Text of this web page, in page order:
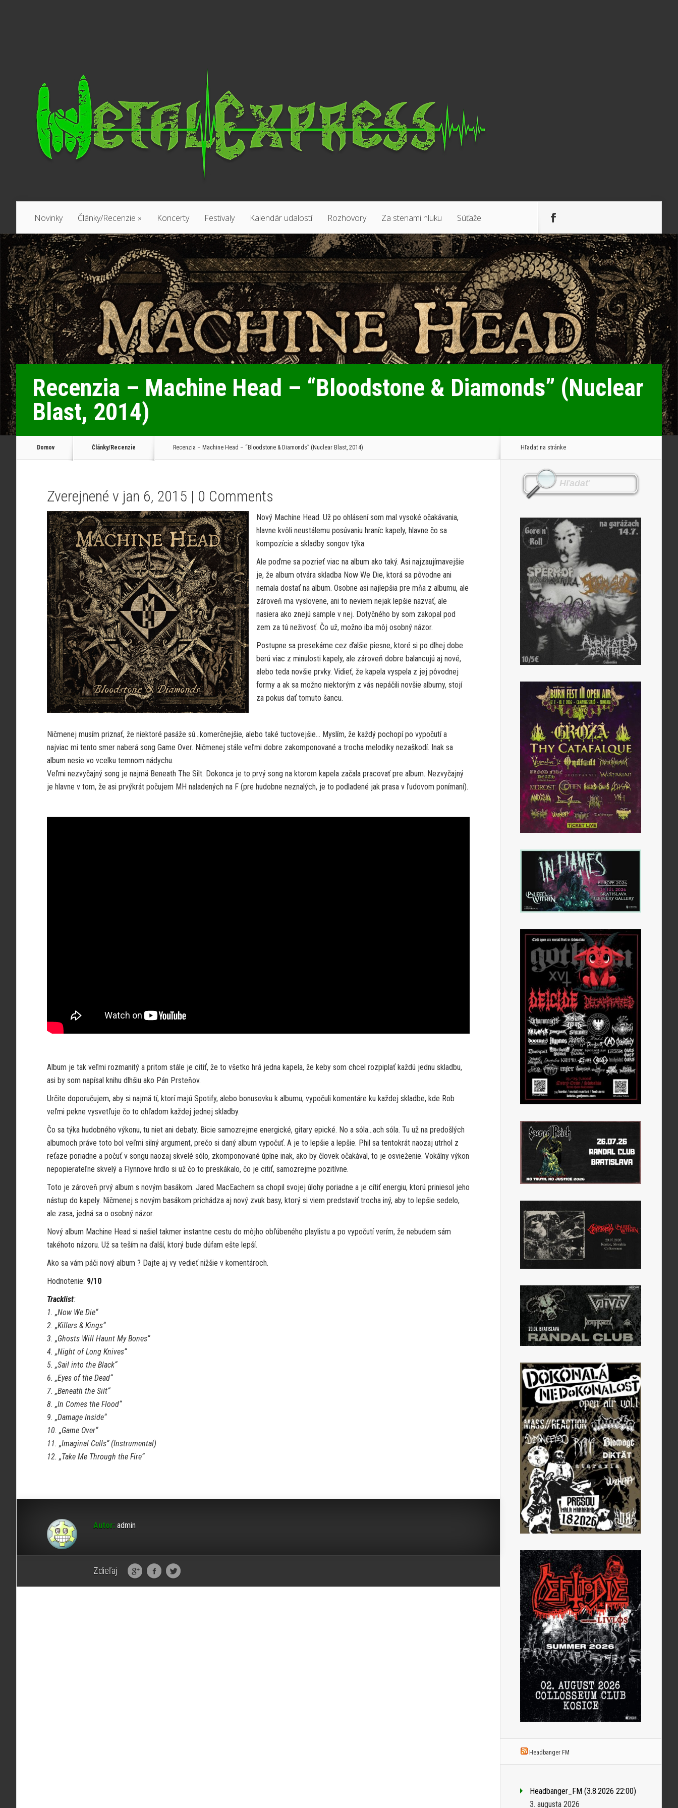
Novinky Články/Recenzie » Koncerty Festivaly Kalendár udalostí Rozhovory Za stenami hluku Súťaže
Recenzia – Machine Head – “Bloodstone & Diamonds” (Nuclear
Blast, 2014)
Domov Články/Recenzie Recenzia – Machine Head – “Bloodstone & Diamonds” (Nuclear Blast, 2014)
Zverejnené v jan 6, 2015 | 0 Comments
Nový Machine Head. Už po ohlásení som mal vysoké očakávania,
hlavne kvôli neustálemu posúvaniu hraníc kapely, hlavne čo sa
kompozície a skladby songov týka.
Ale poďme sa pozrieť viac na album ako taký. Asi najzaujímavejšie
je, že album otvára skladba Now We Die, ktorá sa pôvodne ani
nemala dostať na album. Osobne asi najlepšia pre mňa z albumu, ale
zároveň ma vyslovene, ani to neviem nejak lepšie nazvať, ale
nasiera ako znejú sample v nej. Dotyčného by som zakopal pod
zem za tú neživosť. Čo už, možno iba môj osobný názor.
Postupne sa presekáme cez ďalšie piesne, ktoré si po dlhej dobe
berú viac z minulosti kapely, ale zároveň dobre balancujú aj nové,
alebo teda novšie prvky. Vidieť, že kapela vyspela z jej pôvodnej
formy a ak sa možno niektorým z vás nepáčili novšie albumy, stojí
za pokus dať tomuto šancu.
Ničmenej musím priznať, že niektoré pasáže sú…komerčnejšie, alebo také tuctovejšie… Myslím, že každý pochopí po vypočutí a
najviac mi tento smer naberá song Game Over. Ničmenej stále veľmi dobre zakomponované a trocha melodiky nezaškodí. Inak sa
album nesie vo vcelku temnom nádychu.
Veľmi nezvyčajný song je najmä Beneath The Silt. Dokonca je to prvý song na ktorom kapela začala pracovať pre album. Nezvyčajný
je hlavne v tom, že asi prvýkrát počujem MH naladených na F (pre hudobne neznalých, je to podladené jak prasa v ľudovom ponímaní).
Album je tak veľmi rozmanitý a pritom stále je citiť, že to všetko hrá jedna kapela, že keby som chcel rozpiplať každú jednu skladbu,
asi by som napísal knihu dlhšiu ako Pán Prsteňov.
Určite doporučujem, aby si najmä tí, ktorí majú Spotify, alebo bonusovku k albumu, vypočuli komentáre ku každej skladbe, kde Rob
veľmi pekne vysvetľuje čo to ohľadom každej jednej skladby.
Čo sa týka hudobného výkonu, tu niet ani debaty. Bicie samozrejme energické, gitary epické. No a sóla…ach sóla. Tu už na predošlých
albumoch práve toto bol veľmi silný argument, prečo si daný album vypočuť. A je to lepšie a lepšie. Phil sa tentokrát naozaj utrhol z
reťaze poriadne a počuť v songu naozaj skvelé sólo, zkomponované úplne inak, ako by človek očakával, to je osvieženie. Vokálny výkon
nepopierateľne skvelý a Flynnove hrdlo si už čo to preskákalo, čo je citiť, samozrejme pozitívne.
Toto je zároveň prvý album s novým basákom. Jared MacEachern sa chopil svojej úlohy poriadne a je cítiť energiu, ktorú priniesol jeho
nástup do kapely. Ničmenej s novým basákom prichádza aj nový zvuk basy, ktorý si viem predstaviť trocha iný, aby to lepšie sedelo,
ale zasa, jedná sa o osobný názor.
Nový album Machine Head si našiel takmer instantne cestu do môjho obľúbeného playlistu a po vypočutí verím, že nebudem sám
takéhoto názoru. Už sa teším na ďalší, ktorý bude dúfam ešte lepší.
Ako sa vám páči nový album ? Dajte aj vy vedieť nižšie v komentároch.
Hodnotenie: 9/10
Tracklist:
1. „Now We Die“
2. „Killers & Kings“
3. „Ghosts Will Haunt My Bones“
4. „Night of Long Knives“
5. „Sail into the Black“
6. „Eyes of the Dead“
7. „Beneath the Silt“
8. „In Comes the Flood“
9. „Damage Inside“
10. „Game Over“
11. „Imaginal Cells“ (Instrumental)
12. „Take Me Through the Fire“
Autor: admin
Zdieľaj
Hľadať na stránke
Headbanger FM
Headbanger_FM (3.8.2026 22:00)
3. augusta 2026